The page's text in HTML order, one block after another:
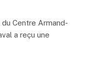
Centre Armand-
a reçu une